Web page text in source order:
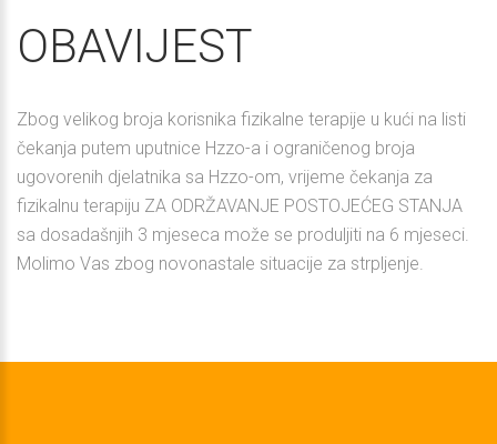
OBAVIJEST
Zbog velikog broja korisnika fizikalne terapije u kući na listi
čekanja putem uputnice Hzzo-a i ograničenog broja
ugovorenih djelatnika sa Hzzo-om, vrijeme čekanja za
fizikalnu terapiju ZA ODRŽAVANJE POSTOJEĆEG STANJA
sa dosadašnjih 3 mjeseca može se produljiti na 6 mjeseci.
Molimo Vas zbog novonastale situacije za strpljenje.